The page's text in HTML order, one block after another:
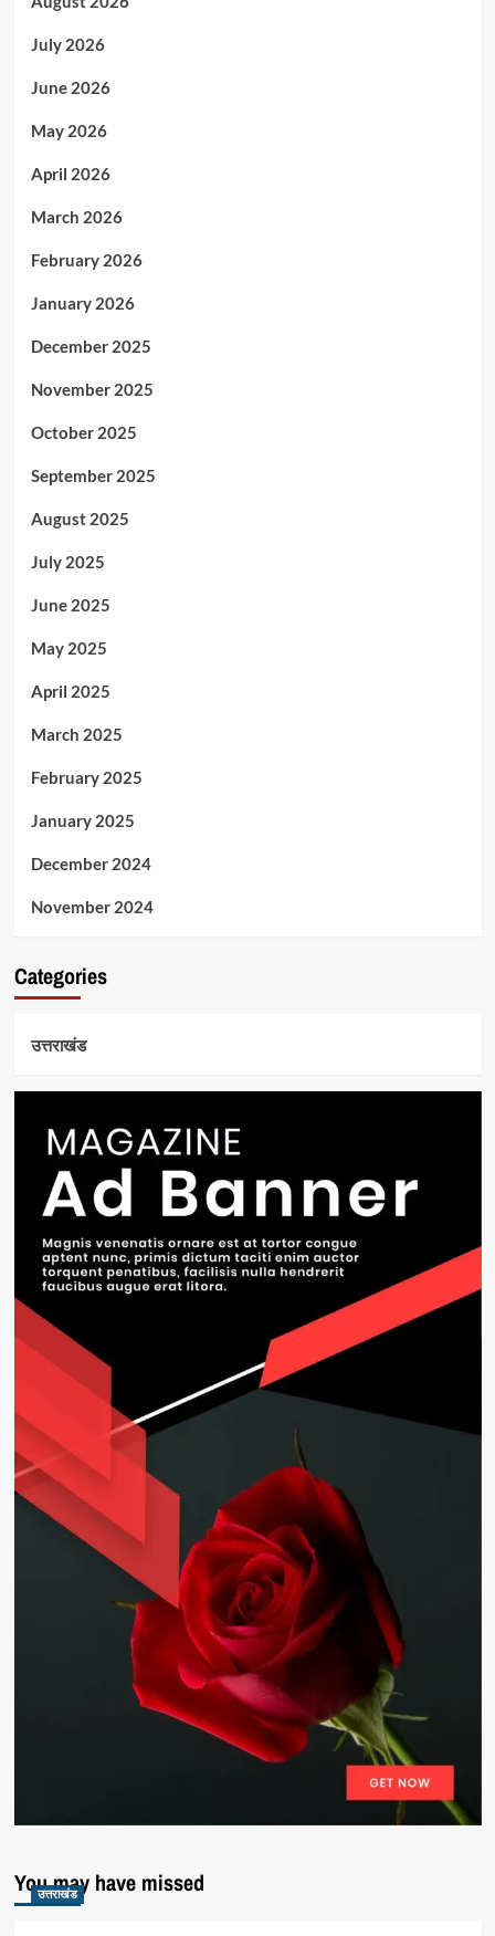
July 2026
June 2026
May 2026
April 2026
March 2026
February 2026
January 2026
December 2025
November 2025
October 2025
September 2025
August 2025
July 2025
June 2025
May 2025
April 2025
March 2025
February 2025
January 2025
December 2024
November 2024
Categories
उत्तराखंड
You may have missed
उत्तराखंड